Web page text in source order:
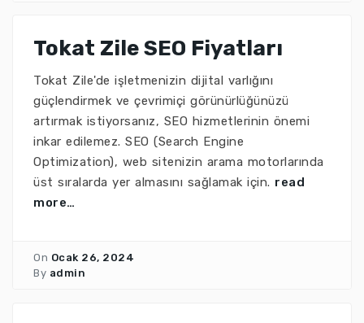
Tokat Zile SEO Fiyatları
Tokat Zile'de işletmenizin dijital varlığını
güçlendirmek ve çevrimiçi görünürlüğünüzü
artırmak istiyorsanız, SEO hizmetlerinin önemi
inkar edilemez. SEO (Search Engine
Optimization), web sitenizin arama motorlarında
üst sıralarda yer almasını sağlamak için. read
more…
On Ocak 26, 2024
By admin